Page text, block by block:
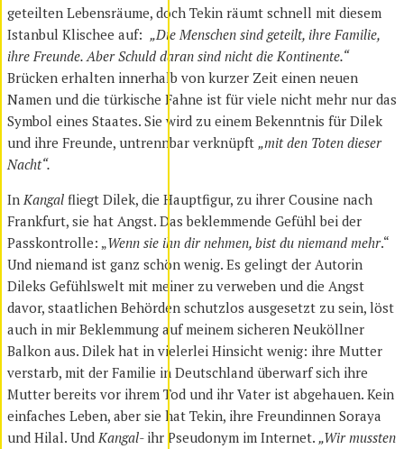
geteilten Lebensräume, doch Tekin räumt schnell mit diesem
Istanbul Klischee auf: „Die Menschen sind geteilt, ihre Familie,
ihre Freunde. Aber Schuld daran sind nicht die Kontinente.“
Brücken erhalten innerhalb von kurzer Zeit einen neuen
Namen und die türkische Fahne ist für viele nicht mehr nur das
Symbol eines Staates. Sie wird zu einem Bekenntnis für Dilek
und ihre Freunde, untrennbar verknüpft „mit den Toten dieser
Nacht“.
InKangal fliegt Dilek, die Hauptfigur, zu ihrer Cousine nach
Frankfurt, sie hat Angst. Das beklemmende Gefühl bei der
Passkontrolle: „Wenn sie ihn dir nehmen, bist du niemand mehr.“
Und niemand ist ganz schön wenig. Es gelingt der Autorin
Dileks Gefühlswelt mit meiner zu verweben und die Angst
davor, staatlichen Behörden schutzlos ausgesetzt zu sein, löst
auch in mir Beklemmung auf meinem sicheren Neuköllner
Balkon aus. Dilek hat in vielerlei Hinsicht wenig: ihre Mutter
verstarb, mit der Familie in Deutschland überwarf sich ihre
Mutter bereits vor ihrem Tod und ihr Vater ist abgehauen. Kein
einfaches Leben, aber sie hat Tekin, ihre Freundinnen Soraya
und Hilal. UndKangal- ihr Pseudonym im Internet. „Wir mussten